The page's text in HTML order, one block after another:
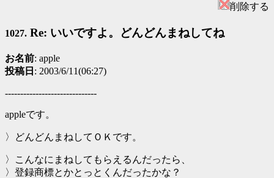
削除する
1027. Re: いいですよ。どんどんまねしてね
お名前: apple
投稿日 : 2003/6/11(06:27)
------------------------------
appleです。
〉どんどんまねしてＯＫです。
〉こんなにまねしてもらえるんだったら、
〉登録商標とかとっとくんだったかな？